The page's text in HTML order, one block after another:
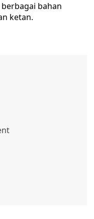
bahan
ketan.